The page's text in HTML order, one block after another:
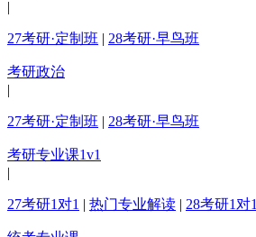
|
27考研·定制班 | 28考研·早鸟班
考研政治
|
27考研·定制班 | 28考研·早鸟班
考研专业课1v1
|
27考研1对1 | 热门专业解读 | 28考研1对1